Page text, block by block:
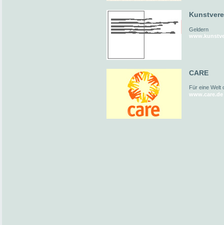
Geldern
CARE
Für eine Welt
www.care.de